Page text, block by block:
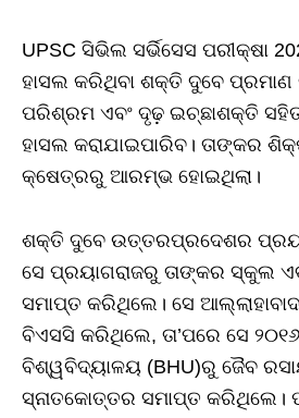
UPSC ସିଭିଲ ସର୍ଭିସେସ ପରୀକ୍ଷା
ହାସଲ କରିଥିବା ଶକ୍ତି ଦୁବେ
ପରିଶ୍ରମ ଏବଂ ଦୃଢ଼ ଇଚ୍ଛାଶକ୍ତି
ହାସଲ କରାଯାଇପାରିବ। ତାଙ୍କର
କ୍ଷେତ୍ରରୁ ଆରମ୍ଭ ହୋଇଥିଲା।
ଶକ୍ତି ଦୁବେ ଉତ୍ତରପ୍ରଦେଶର
ସେ ପ୍ରୟାଗରାଜରୁ ତାଙ୍କର ସ୍କୁଲ
ସମାପ୍ତ କରିଥିଲେ। ସେ
ବିଏସସି କରିଥିଲେ, ତା’ପରେ ସେ
ବିଶ୍ୱବିଦ୍ୟାଳୟ (BHU)ରୁ ଜୈବ
ସ୍ନାତକୋତ୍ତର ସମାପ୍ତ କରିଥିଲେ।